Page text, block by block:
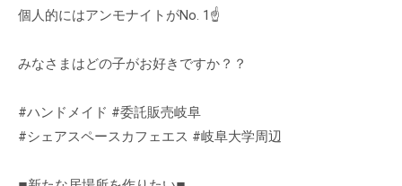
個人的にはアンモナイトがNo. 1☝️
みなさまはどの子がお好きですか？？
#ハンドメイド #委託販売岐阜
#シェアスペースカフェエス #岐阜大学周辺